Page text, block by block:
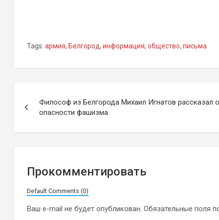
Tags: армия, Белгород, информация, общество, письма
по
записям
Философ из Белгорода Михаил Игнатов рассказал
опасности фашизма
Прокомментировать
Default Comments (0)
Ваш e-mail не будет опубликован. Обязательные поля